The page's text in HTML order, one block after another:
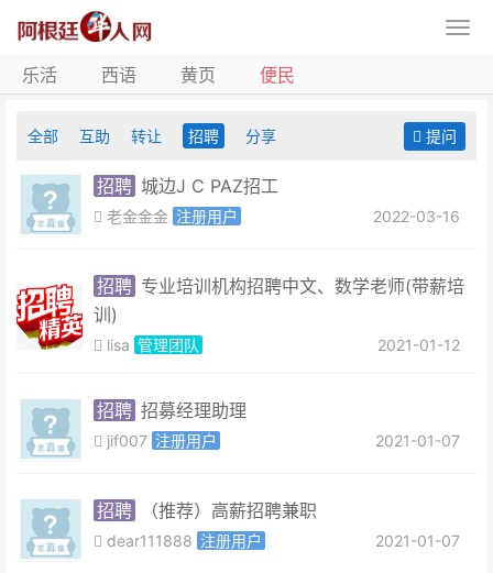
乐活 西语 黄页 便民
全部 互助 转让 招聘 分享 提问
招聘 城边J C PAZ招工
老金金金 注册用户 2022-03-16
招聘 专业培训机构​招聘中文、数学老师(带薪培
训)
lisa 管理团队 2021-01-12
招聘 招募经理助理
jif007 注册用户 2021-01-07
招聘 （推荐）高薪招聘兼职
dear111888 注册用户 2021-01-07